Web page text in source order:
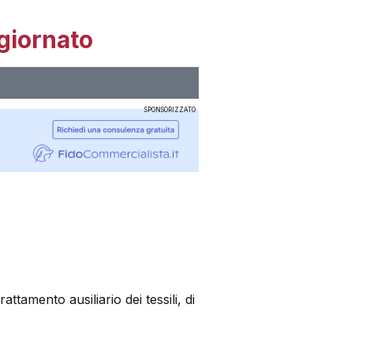
SPONSORIZZATO
ausiliario dei tessili, di